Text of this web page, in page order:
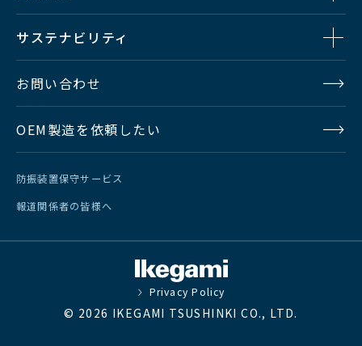
サステナビリティ
お問い合わせ
OEM製造を依頼したい
防振装置保守サービス
報道関係者の皆様へ
Privacy Policy
© 2026 IKEGAMI TSUSHINKI CO., LTD.